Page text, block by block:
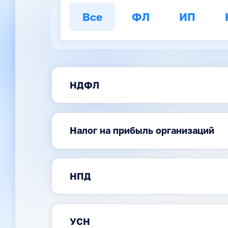
Все ФЛ ИП
НДФЛ
Налог на прибыль организаций
НПД
УСН